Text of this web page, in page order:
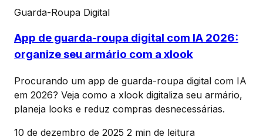
Guarda-Roupa Digital
App de guarda-roupa digital com IA 2026:
organize seu armário com a xlook
Procurando um app de guarda-roupa digital com IA
em 2026? Veja como a xlook digitaliza seu armário,
planeja looks e reduz compras desnecessárias.
10 de dezembro de 2025 2 min de leitura